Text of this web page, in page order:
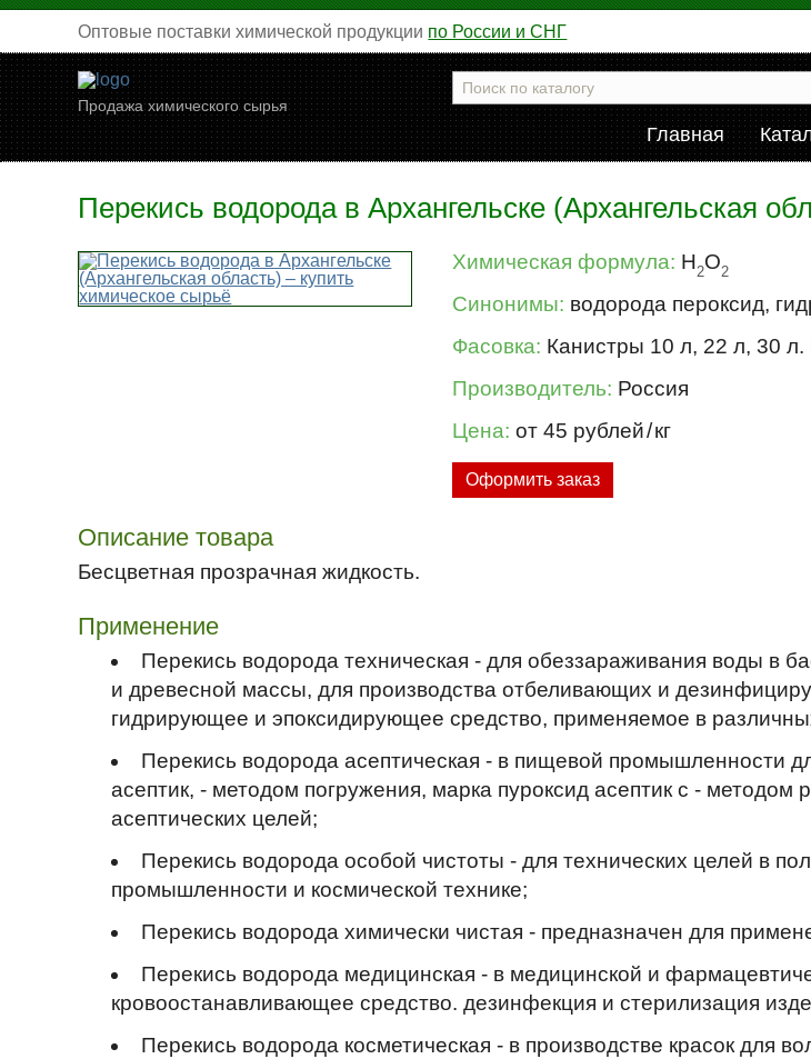
Оптовые поставки химической продукции по России и СНГ
Продажа химического сырья
Главная
Перекись водорода в Архангельске (Архангельская
Химическая формула: H2O2
Синонимы: водорода пероксид,
Фасовка: Канистры 10 л, 22 л, 30
Производитель: Россия
Цена: от 45 рублей/кг
Оформить заказ
Описание товара
Бесцветная прозрачная жидкость.
Применение
Перекись водорода техническая - для обеззараживания воды в
и древесной массы, для производства отбеливающих и
гидрирующее и эпоксидирующее средство, применяемое в
Перекись водорода асептическая - в пищевой промышленности
асептик, - методом погружения, марка пуроксид асептик с -
асептических целей;
Перекись водорода особой чистоты - для технических целей в
промышленности и космической технике;
Перекись водорода химически чистая - предназначен для
Перекись водорода медицинская - в медицинской и
кровоостанавливающее средство. дезинфекция и стерилизация
Перекись водорода косметическая - в производстве красок для